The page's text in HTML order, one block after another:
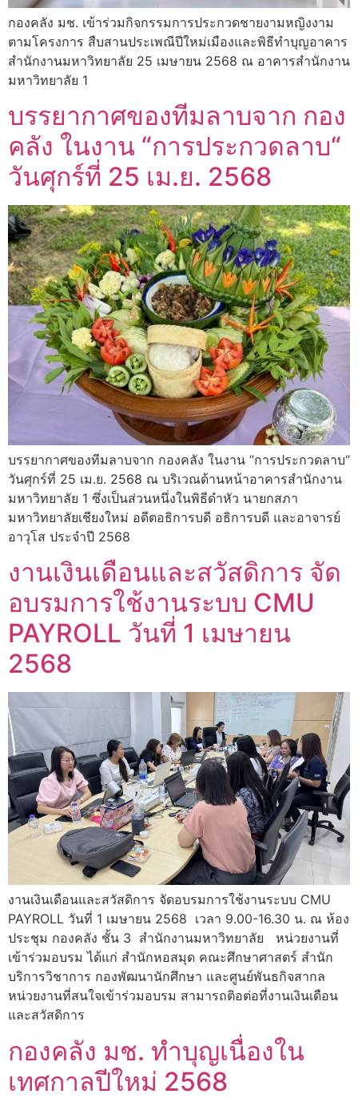
กองคลัง มช. เข้าร่วมกิจกรรมการประกวดชายงามหญิงงาม
ตามโครงการ สืบสานประเพณีปีใหม่เมืองและพิธีทำบุญอาคาร
สำนักงานมหาวิทยาลัย 25 เมษายน 2568 ณ อาคารสำนักงาน
มหาวิทยาลัย 1
บรรยากาศของทีมลาบจาก กอง
คลัง ในงาน “การประกวดลาบ“
วันศุกร์ที่ 25 เม.ย. 2568
บรรยากาศของทีมลาบจาก กองคลัง ในงาน “การประกวดลาบ“
วันศุกร์ที่ 25 เม.ย. 2568 ณ บริเวณด้านหน้าอาคารสำนักงาน
มหาวิทยาลัย 1 ซึ่งเป็นส่วนหนึ่งในพิธีดำหัว นายกสภา
มหาวิทยาลัยเชียงใหม่ อดีตอธิการบดี อธิการบดี และอาจารย์
อาวุโส ประจำปี 2568
งานเงินเดือนและสวัสดิการ จัด
อบรมการใช้งานระบบ CMU
PAYROLL วันที่ 1 เมษายน
2568
งานเงินเดือนและสวัสดิการ จัดอบรมการใช้งานระบบ CMU
PAYROLL วันที่ 1 เมษายน 2568 เวลา 9.00-16.30 น. ณ ห้อง
ประชุม กองคลัง ชั้น 3 สำนักงานมหาวิทยาลัย หน่วยงานที่
เข้าร่วมอบรม ได้แก่ สำนักหอสมุด คณะศึกษาศาสตร์ สำนัก
บริการวิชาการ กองพัฒนานักศึกษา และศูนย์พันธกิจสากล
หน่วยงานที่สนใจเข้าร่วมอบรม สามารถติอต่อที่งานเงินเดือน
และสวัสดิการ
กองคลัง มช. ทำบุญเนื่องใน
เทศกาลปีใหม่ 2568